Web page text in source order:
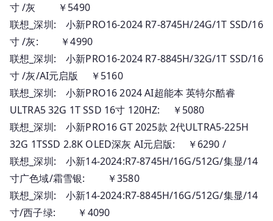
寸 /灰 ￥5490
联想_深圳: 小新PRO16-2024 R7-8745H/24G/1T SSD/16
寸 /灰: ￥4990
联想_深圳: 小新PRO16-2024 R7-8845H/32G/1T SSD/16
寸 /灰/AI元启版 ￥5160
联想_深圳: 小新PRO16 2024 AI超能本 英特尔酷睿
ULTRA5 32G 1T SSD 16寸 120HZ: ￥5080
联想_深圳: 小新PRO16 GT 2025款 2代ULTRA5-225H
32G 1TSSD 2.8K OLED深灰 AI元启版: ￥6290 /
联想_深圳: 小新14-2024:R7-8745H/16G/512G/集显/14
寸广色域/霜雪银: ￥3580
联想_深圳: 小新14-2024:R7-8845H/16G/512G/集显/14
寸/西子绿: ￥4090